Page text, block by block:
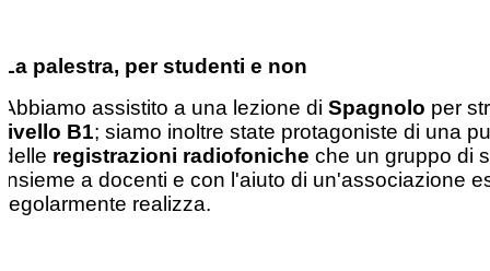
La palestra, per studenti e non
Abbiamo assistito a una lezione di Spagnolo per
livello B1; siamo inoltre state protagoniste di una
delle registrazioni radiofoniche che un gruppo di
insieme a docenti e con l'aiuto di un'associazione
regolarmente realizza.